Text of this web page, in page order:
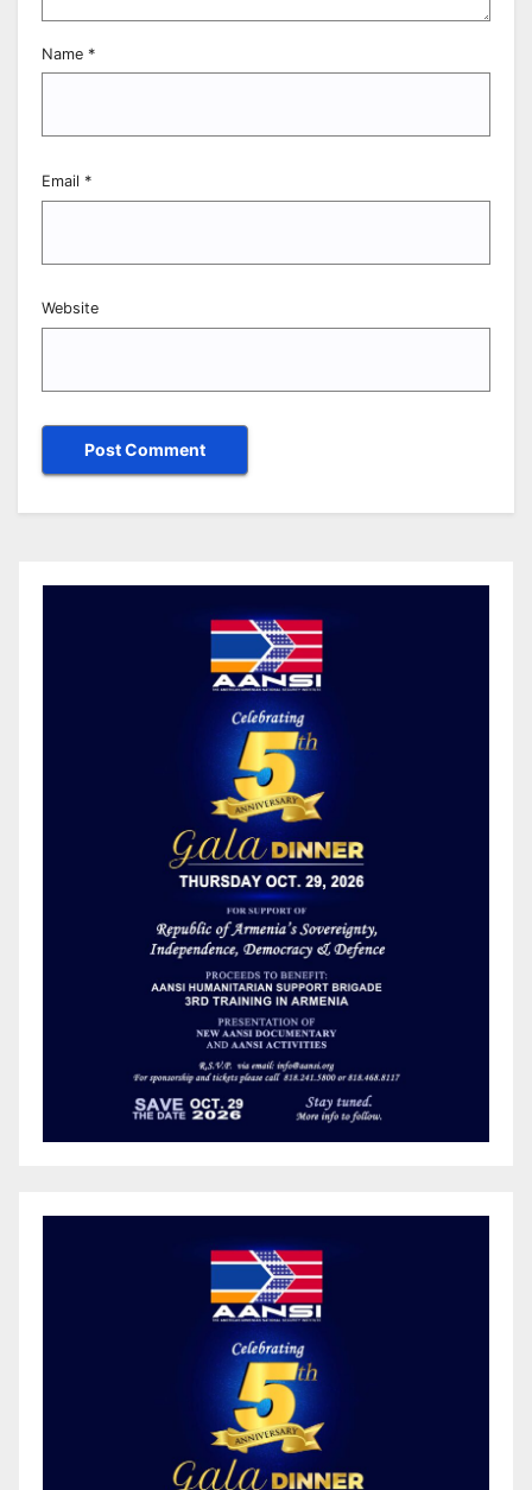
Name *
Email *
Website